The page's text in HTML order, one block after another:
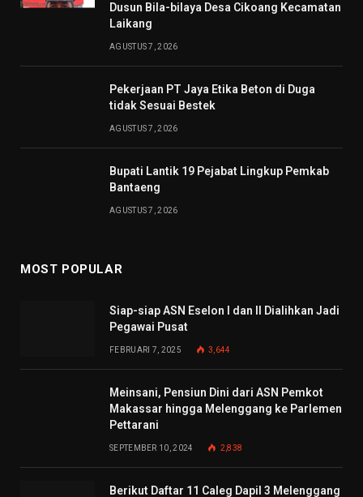
Dusun Bila-bilaya Desa Cikoang Kecamatan
Laikang
AGUSTUS 7, 2026
Pekerjaan PT Jaya Etika Beton di Duga
tidak Sesuai Bestek
AGUSTUS 7, 2026
Bupati Lantik 19 Pejabat Lingkup Pemkab
Bantaeng
AGUSTUS 7, 2026
MOST POPULAR
Siap-siap ASN Eselon I dan II Dialihkan Jadi
Pegawai Pusat
FEBRUARI 7, 2025 3,644
Meinsani, Pensiun Dini dari ASN Pemkot
Makassar hingga Melenggang ke Parlemen
Pettarani
SEPTEMBER 10, 2024 2,838
Berikut Daftar 11 Caleg Dapil 3 Melenggang